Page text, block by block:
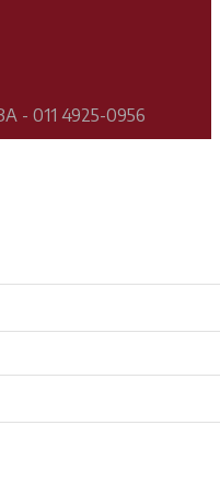
- 011 4925-0956